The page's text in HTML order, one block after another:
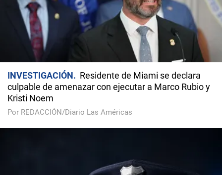
INVESTIGACIÓN
Residente de Miami se declara
culpable de amenazar con ejecutar a Marco Rubio y
Kristi Noem
Por REDACCIÓN/Diario Las Américas